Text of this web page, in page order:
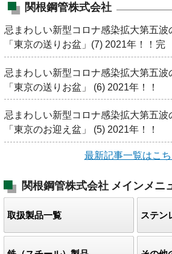
関根鋼管株式会社
忌まわしい新型コロナ感染拡大第五
「東京の送りお盆」(7) 2021年！！完
忌まわしい新型コロナ感染拡大第五
「東京の送りお盆」 (6) 2021年！！
忌まわしい新型コロナ感染拡大第五
「東京のお迎え盆」 (5) 2021年！！
最新記事一覧はこ
関根鋼管株式会社 メインメニ
取扱製品一覧 ステン